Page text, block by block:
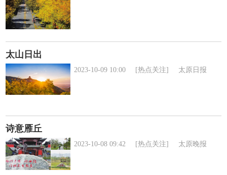
太山日出
2023-10-09 10:00 [热点关注] 太原日报
诗意雁丘
2023-10-08 09:42 [热点关注] 太原晚报